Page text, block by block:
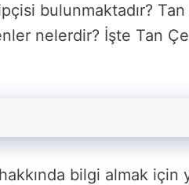
bulunmaktadır?
nelerdir? İşte Tan
bilgi almak için